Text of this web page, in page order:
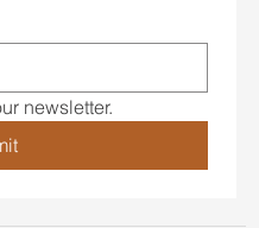
newsletter.